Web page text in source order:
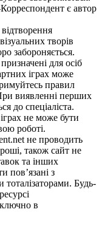
є автор
творів
забороняється.
для осіб
іграх може
правил
виявленні перших
до спеціаліста.
не може бути
роботі.
не проводить
також сайт не
та інших
пов’язані з
Будь-
в